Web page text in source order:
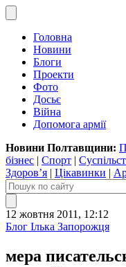
Головна
Новини
Блоги
Проекти
Фото
Досьє
Війна
Допомога армії
Новини Полтавщини:
бізнес | Спорт |
Здоров’я | Цікавинки |
12 жовтня 2011, 12:12
Блог Ілька Запорожця
мера